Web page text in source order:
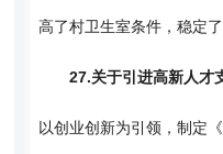
高了村卫生室条件，稳定了
27.关于引进高新人才
以创业创新为引领，制定